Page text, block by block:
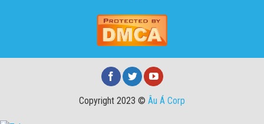
Copyright 2023 © Âu Á Corp